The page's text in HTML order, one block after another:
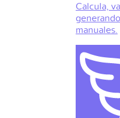
Calcula,
manuales.